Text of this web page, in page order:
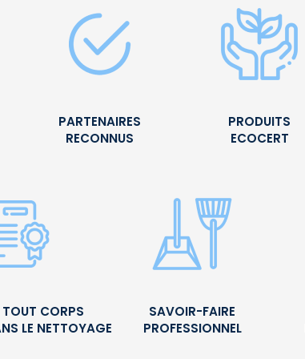
PARTENAIRES
RECONNUS
PRODUITS
ECOCERT
TOUT CORPS
LE NETTOYAGE
SAVOIR-FAIRE
PROFESSIONNEL